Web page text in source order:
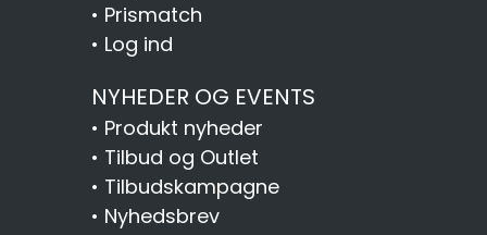
• Prismatch
• Log ind
NYHEDER OG EVENTS
• Produkt nyheder
• Tilbud og Outlet
• Tilbudskampagne
• Nyhedsbrev